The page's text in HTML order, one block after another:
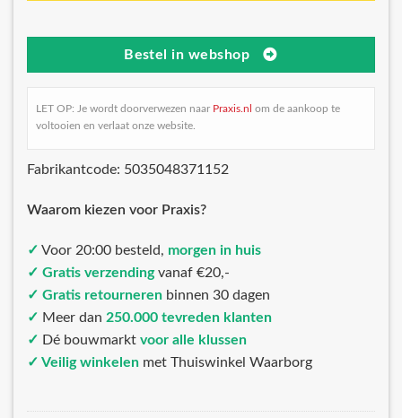
Bestel in webshop
LET OP: Je wordt doorverwezen naar Praxis.nl om de aankoop te
voltooien en verlaat onze website.
Fabrikantcode: 5035048371152
Waarom kiezen voor Praxis?
✓ Voor 20:00 besteld, morgen in huis
✓ Gratis verzendingvanaf €20,-
✓ Gratis retourneren binnen 30 dagen
✓ Meer dan 250.000 tevreden klanten
✓ Dé bouwmarkt voor alle klussen
✓ Veilig winkelen met Thuiswinkel Waarborg